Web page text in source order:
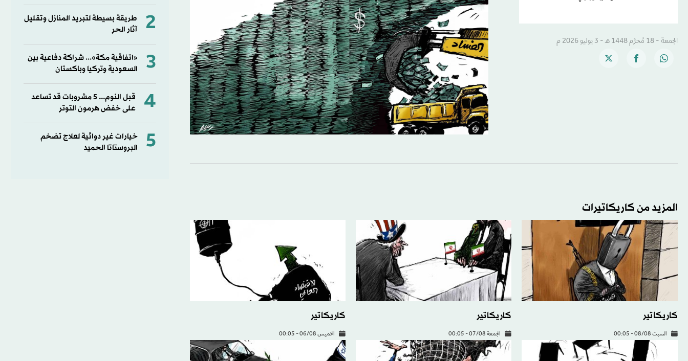
الجمعة - 18 مُحرَّم 1448 هـ - 3 يوليو 2026 م
المزيد من كاريكاتيرات
كاريكاتير
السبت 08/08 - 00:05
كاريكاتير
الجمعة 07/08 - 00:05
كاريكاتير
الخميس 06/08 - 00:05
2
طريقة بسيطة لتبريد المنازل وتقليل
آثار الحر
3
«اتفاقية مكة»... شراكة دفاعية بين
السعودية وتركيا وباكستان
4
قبل النوم... 5 مشروبات قد تساعد
على خفض هرمون التوتر
5
خيارات غير دوائية لعلاج تضخم
البروستاتا الحميد